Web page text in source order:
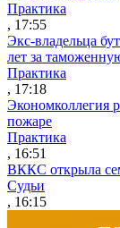
Практика
, 17:55
Экс-владельца
лет за
Практика
, 17:18
Экономколлегия
пожаре
Практика
, 16:51
ВККС открыла
Судьи
, 16:15